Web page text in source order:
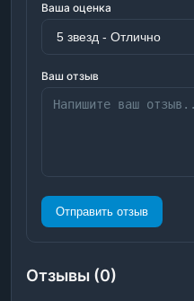
Ваша оценка
Ваш отзыв
Отправить отзыв
Отзывы (0)